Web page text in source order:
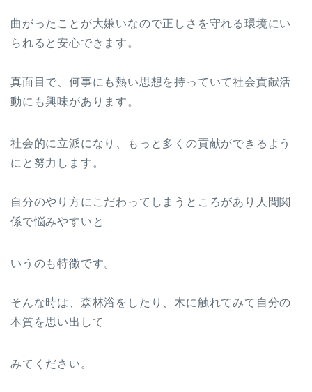
曲がったことが大嫌いなので正しさを守れる環境にい
られると安心できます。
真面目で、何事にも熱い思想を持っていて社会貢献活
動にも興味があります。
社会的に立派になり、もっと多くの貢献ができるよう
にと努力します。
自分のやり方にこだわってしまうところがあり人間関
係で悩みやすいと
いうのも特徴です。
そんな時は、森林浴をしたり、木に触れてみて自分の
本質を思い出して
みてください。